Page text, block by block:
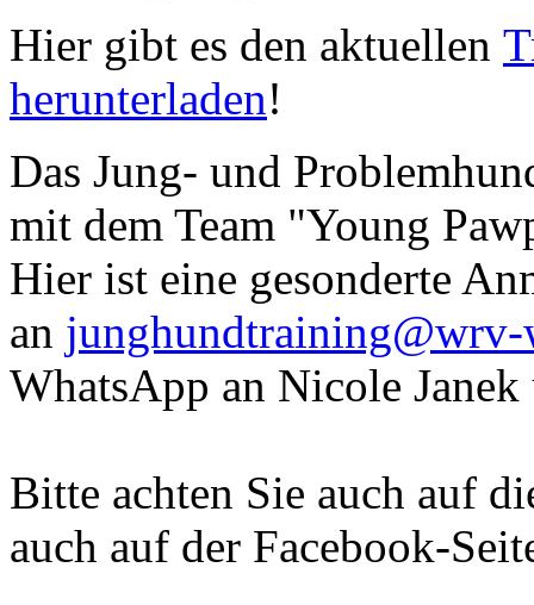
Hier gibt es den aktuellen
herunterladen!
Das Jung- und
mit dem Team "Young
Hier ist eine gesonderte
an junghundtraining@wrv-
WhatsApp an Nicole
Bitte achten Sie auch auf
auch auf der Facebook-